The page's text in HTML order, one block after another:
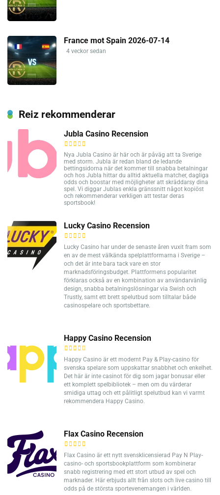
France mot Spain 2026-07-14
4 veckor sedan
Reiz rekommenderar
Jubla Casino Recension
Nya Jubla Casino är här och är påväg att ta Sverige
med storm. Jubla är redan bland de ledande
bettingsidorna när det kommer till snabba betalningar
och hos Jubla hittar du alltid aktuella matcher, dagliga
odds och boostar med möjligheter att skräddarsy dina
spel. Vi diggar Jublas enkla gränssnitt något kopiöst
och rekommenderar verkligen att testar deras
sportsbook!
Lucky Casino Recension
Lucky Casino har under de senaste åren vuxit fram som
en av de mest välkända spelplattformarna i Sverige –
och det är inte bara tack vare en stor
marknadsföringsbudget. Plattformens popularitet
förklaras också av en kombination av användarvänlig
design, snabba betalningslösningar via Swish och
Trustly, samt ett brett spelutbud som tilltalar både
casinospelare och sportsbettare.
Happy Casino Recension
Happy Casino är ett modernt Pay & Play-casino för
svenska spelare som uppskattar snabbhet och enkelhet.
Det här är inte casinot för dig som jagar bonusar eller
ett komplett spelbibliotek – men om du värderar
smidiga uttag och ett pålitligt spelutbud kan vi varmt
rekommendera Happy Casino.
Flax Casino Recension
Flax Casino är ett nytt svensklicensierad Pay N Play-
casino- och sportsbookplattform som kombinerar
snabb registrering med ett stort utbud av spel och
marknader. Här erbjuds allt från slots och live casino till
odds på de största sportevenemangen i världen.